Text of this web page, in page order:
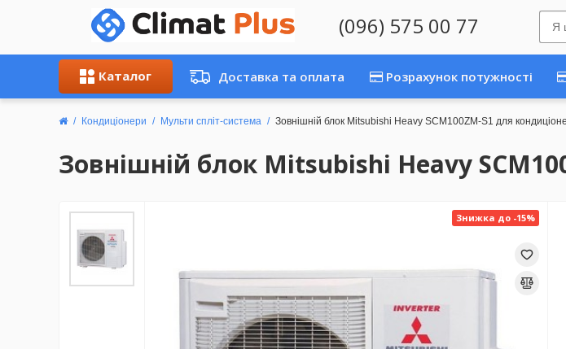
(096) 575 00 77
Каталог Доставка та оплата Розрахунок потужності
Кондиціонери Мульти спліт-система Зовнішній блок Mitsubishi Heavy SCM100ZM-S1 для
Зовнішній блок Mitsubishi Heavy
Знижка до -15%